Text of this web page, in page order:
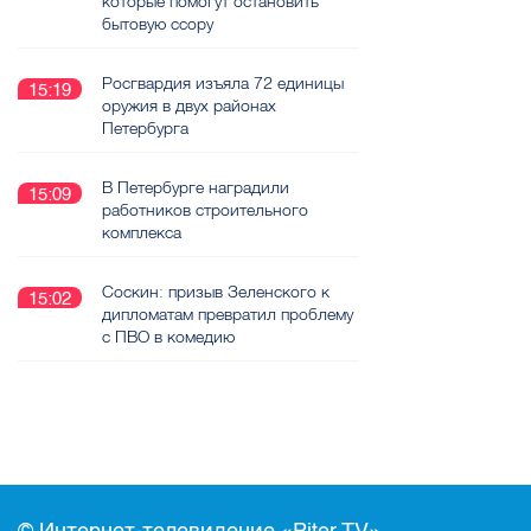
бытовую ссору
15:19
Росгвардия изъяла 72 единицы
оружия в двух районах
Петербурга
15:09
В Петербурге наградили
работников строительного
комплекса
15:02
Соскин: призыв Зеленского к
дипломатам превратил проблему
с ПВО в комедию